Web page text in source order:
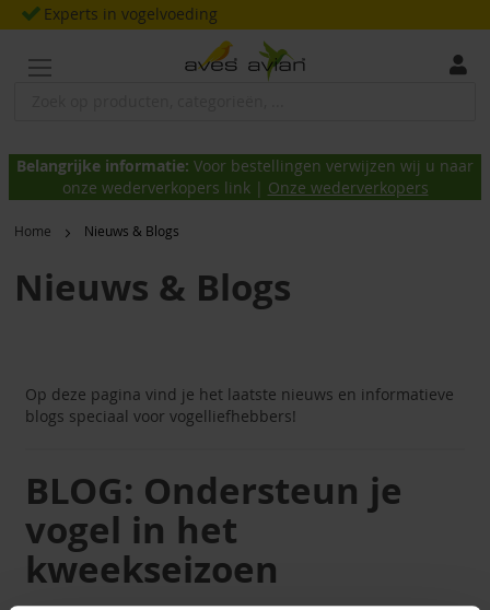
Ga
naar
inhoud
Experts in vogelvoeding
Belangrijke informatie: Voor bestellingen verwijzen wij u naar
onze wederverkopers link | Onze wederverkopers
Home Nieuws & Blogs
Nieuws & Blogs
Op deze pagina vind je het laatste nieuws en informatieve
blogs speciaal voor vogelliefhebbers!
BLOG: Ondersteun je
vogel in het
kweekseizoen